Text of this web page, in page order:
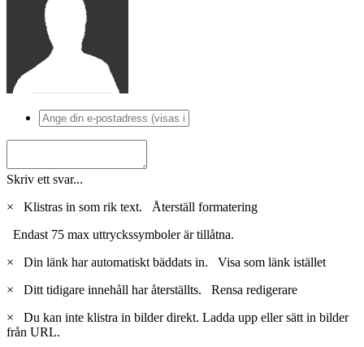
Skriv ett svar...
×
Klistras in som rik text. Återställ formatering
Endast 75 max uttryckssymboler är tillåtna.
×
Din länk har automatiskt bäddats in. Visa som länk istället
×
Ditt tidigare innehåll har återställts. Rensa redigerare
×
Du kan inte klistra in bilder direkt. Ladda upp eller sätt in bilder
från URL.